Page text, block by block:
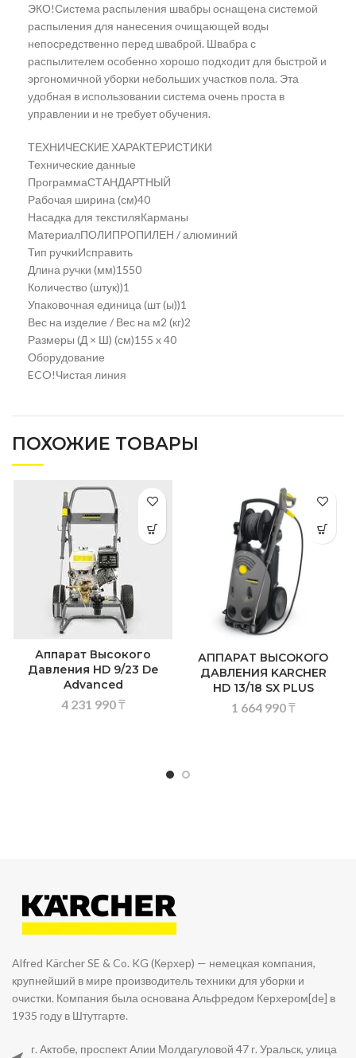
ЭКО!Система распыления швабры оснащена системой
распыления для нанесения очищающей воды
непосредственно перед шваброй. Швабра с
распылителем особенно хорошо подходит для быстрой и
эргономичной уборки небольших участков пола. Эта
удобная в использовании система очень проста в
управлении и не требует обучения.
ТЕХНИЧЕСКИЕ ХАРАКТЕРИСТИКИ
Технические данные
ПрограммаСТАНДАРТНЫЙ
Рабочая ширина (см)40
Насадка для текстиляКарманы
МатериалПОЛИПРОПИЛЕН / алюминий
Тип ручкиИсправить
Длина ручки (мм)1550
Количество (штук))1
Упаковочная единица (шт (ы))1
Вес на изделие / Вес на м2 (кг)2
Размеры (Д × Ш) (см)155 x 40
Оборудование
ECO!Чистая линия
ПОХОЖИЕ ТОВАРЫ
Аппарат Высокого
Давления HD 9/23 De
Advanced
4 231 990₸
АППАРАТ ВЫСОКОГО
ДАВЛЕНИЯ KARCHER
HD 13/18 SX PLUS
1 664 990₸
Alfred Kärcher SE & Co. KG (Керхер) — немецкая компания,
крупнейший в мире производитель техники для уборки и
очистки. Компания была основана Альфредом Керхером[de] в
1935 году в Штутгарте.
г. Актобе, проспект Алии Молдагуловой 47 г. Уральск, улица